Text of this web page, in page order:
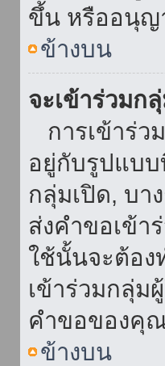
ขึ้น หรืออนุญ
ข้างบน
จะเข้าร่วมก
การเข้าร่ว
อยู่กับรูปแบ
กลุ่มเปิด, บ
ส่งคำขอเข้า
ใช้นั้นจะต้อง
เข้าร่วมกลุ่ม
คำขอของคุณ
ข้างบน